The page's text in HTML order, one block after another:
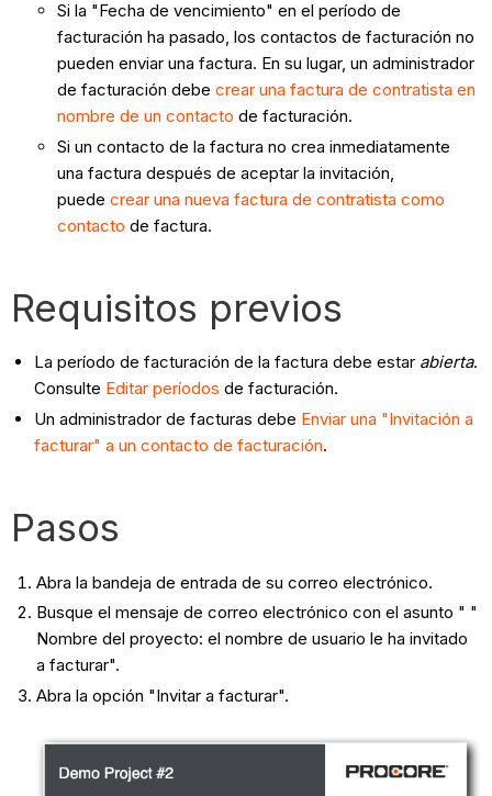
Si la "Fecha de vencimiento" en el período de
facturación ha pasado, los contactos de facturación no
pueden enviar una factura. En su lugar, un administrador
de facturación debecrear una factura de contratista en
nombre de un contacto de facturación.
Si un contacto de la factura no crea inmediatamente
una factura después de aceptar la invitación,
puedecrear una nueva factura de contratista como
contacto de factura.
Requisitos previos
La período de facturación de la factura debe estar abierta.
Consulte Editar períodos de facturación.
Un administrador de facturas debe Enviar una "Invitación a
facturar" a un contacto de facturación.
Pasos
Abra la bandeja de entrada de su correo electrónico.
Busque el mensaje de correo electrónico con el asunto " "
Nombre del proyecto: el nombre de usuario le ha invitado
a facturar".
Abra la opción "Invitar a facturar".